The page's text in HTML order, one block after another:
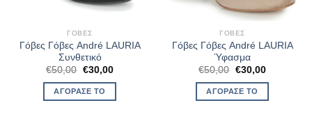
ΓΌΒΕΣ
Γόβες Γόβες André LAURIA
Συνθετικό
€50,00 Original
was:
€50,00.
€30,00Η
ΑΓΌΡΑΣΈ ΤΟ
ΓΌΒΕΣ
Γόβες Γόβες André LAURIA
Ύφασμα
€50,00 Original
was:
€50,00.
€30,00Η
ΑΓΌΡΑΣΈ ΤΟ